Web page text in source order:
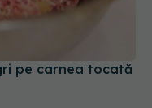
pe carnea tocată